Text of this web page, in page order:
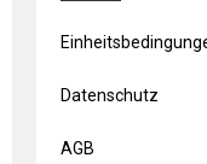
Datenschutz
AGB